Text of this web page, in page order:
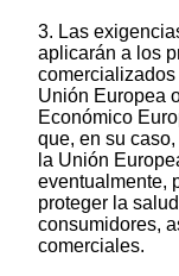
3. Las
aplicarán a los
Unión Europea
Económico
que, en su
la Unión
eventualmente,
proteger la
consumidores,
comerciales.